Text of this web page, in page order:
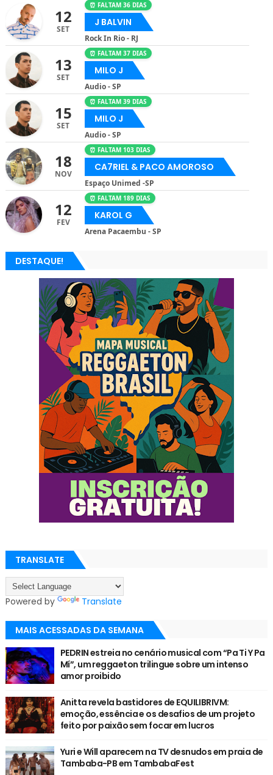
12
SET
⏰ FALTAM 36 DIAS
J BALVIN
Rock In Rio - RJ
13
SET
⏰ FALTAM 37 DIAS
MILO J
Audio - SP
15
SET
⏰ FALTAM 39 DIAS
MILO J
Audio - SP
18
NOV
⏰ FALTAM 103 DIAS
CA7RIEL & PACO AMOROSO
Espaço Unimed -SP
12
FEV
⏰ FALTAM 189 DIAS
KAROL G
Arena Pacaembu - SP
DESTAQUE!
TRANSLATE
Powered by Translate
MAIS ACESSADAS DA SEMANA
PEDRIN estreia no cenário musical com “Pa Ti Y Pa
Mí”, um reggaeton trilingue sobre um intenso
amor proibido
Anitta revela bastidores de EQUILIBRIVM:
emoção, essência e os desafios de um projeto
feito por paixão sem focar em lucros
Yuri e Will aparecem na TV desnudos em praia de
Tambaba-PB em TambabaFest